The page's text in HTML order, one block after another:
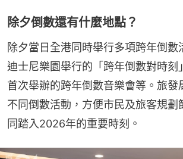
除夕倒數還有什麼地點？
除夕當日全港同時舉行多項跨年倒數
迪士尼樂園舉行的「跨年倒數對時刻
首次舉辦的跨年倒數音樂會等。旅發
不同倒數活動，方便市民及旅客規劃
同踏入2026年的重要時刻。